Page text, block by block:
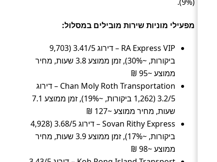
(9%).
מפעילי מוניות שירות מובילים במסלול:
RA Express VIP – דירוג 3.41/5 (9,703
ביקורות, ~30%), זמן ממוצע 3.8 שעות, מחיר
ממוצע ~95 ₪
Chan Moly Roth Transportation – דירוג
3.2/5 (1,262 ביקורות, ~19%), זמן ממוצע 7.1
שעות, מחיר ממוצע ~127 ₪
Sovan Rithy Express – דירוג 3.68/5 (4,928
ביקורות, ~17%), זמן ממוצע 3.9 שעות, מחיר
ממוצע ~98 ₪